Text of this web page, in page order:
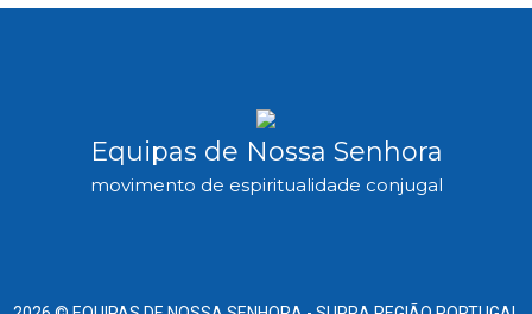
Equipas de Nossa Senhora
movimento de espiritualidade conjugal